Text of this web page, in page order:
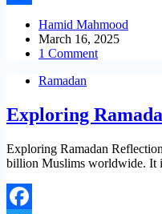
Hamid Mahmood
March 16, 2025
1 Comment
Ramadan
Exploring
Exploring Ramadan
billion Muslims worldwide. It